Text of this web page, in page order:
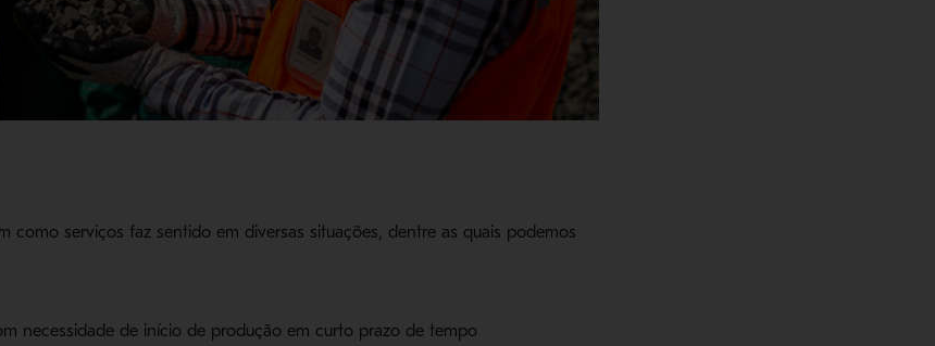
como serviços faz sentido em diversas situações, dentre as quais podemos
necessidade de início de produção em curto prazo de tempo